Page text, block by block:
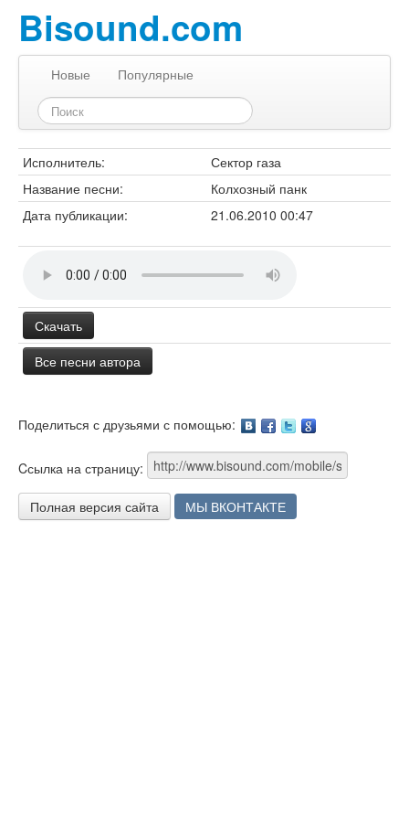
Bisound.com
Новые Популярные
Исполнитель:
Сектор газа
Название песни:
Колхозный панк
Дата публикации:
21.06.2010 00:47
Скачать
Все песни автора
Поделиться с друзьями с помощью:
Cсылка на страницу:
Полная версия сайта МЫ ВКОНТАКТЕ